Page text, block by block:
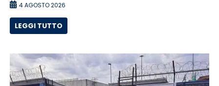
4 AGOSTO 2026
LEGGI TUTTO